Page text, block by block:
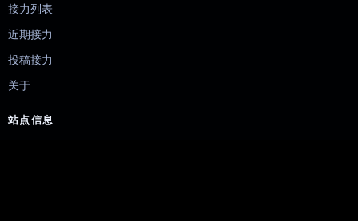
接力列表
近期接力
投稿接力
关于
站点信息